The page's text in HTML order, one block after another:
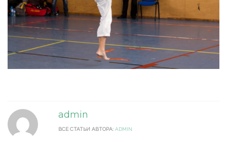
admin
ВСЕ СТАТЬИ АВТОРА: ADMIN